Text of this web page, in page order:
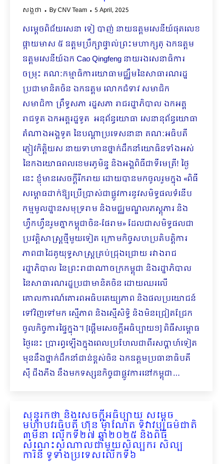
សង្កថា ByCNV Team 5 April, 2025
សម្តេចពិជ័យសេនា ទៀ បាញ់ នាយឧត្តមសេនីយ៍ផុតលេខ
ផ្កាយមាស ៥ ឧត្តមប្រឹក្សាផ្ទាល់ព្រះមហាក្សត្ ឯកឧត្តម
ឧត្តមសេនីយ៍ឯក Cao Qingfeng នាយរងសេនាធិការ
ចម្រុះ គណៈកម្មាធិការយោធាមជ្ឈឹមនៃសាធារណរដ្ឋ
ប្រជាមានិតចិន​ ឯកឧត្តម លោកជំទាវ សមាជិក
សមាជិកា ព្រឹទ្ធសភា រដ្ឋសភា រាជរដ្ឋាភិបាល ឯកអគ្គ
រាជទូត ឯកអគ្គរដ្ឋទូត អនុព័ន្ធយោធា សេនានុព័ន្ធយោធា
តំណាងអង្គទូត នៃបណ្តាប្រទេសនានា គណៈអធិបតី
ភ្ញៀវកិត្តិយស នាយទាហានថ្នាក់ដឹកនាំយោធិនទាំងអស់
នៃកងយោធពលខេមរភូមិន្ទ​ និងអង្គពិធីជាទីមេត្រី! ថ្ងៃ
នេះ ខ្ញុំមានសេចក្តីរីករាយ ដោយបានមកចូលរួមក្នុង «ពិធី
សម្ពោធដាក់ឱ្យប្រើប្រាស់ជាផ្លូវការនូវសមិទ្ធផលទំនើប
កម្មមូលដ្ឋានសមុទ្ររាម និងមជ្ឈមណ្ឌលភស្តុភារ និង
ហ្វឹកហ្វឺនរួមគ្នាកម្ពុជាចិន-ផែរាម» ដែលជាសមិទ្ធផលជា
ប្រវត្តិសាស្រ្តថ្មីមួយទៀត ក្រោមកិច្ចសហប្រតិបត្តិការ
ភាពជាដៃគូយុទ្ធសាស្រ្តគ្រប់ជ្រុងជ្រោយ រវាងរាជ
រដ្ឋាភិបាល នៃព្រះរាជាណាចក្រកម្ពុជា និងរដ្ឋាភិបាល
នៃសាធារណរដ្ឋប្រជាមានិតចិន ដោយឈរលើ
គោលការណ៍គោរពអធិបតេយ្យភាព និងផលប្រយោជន៍
ទៅវិញទៅមក ស្មើភាព និងស្មើសិទ្ធិ និងមិនជ្រៀតជ្រែក
ចូលកិច្ចការផ្ទៃក្នុង។​ [ផ្ដើមសេចក្ដីអធិប្បាយ១] ពិធីសម្ពោធ
ថ្ងៃនេះ ប្រារព្ធឡើងក្នុង​ពេលប្រហែលជាពីរសប្ដាហ៍ទៀត
មុននឹងថ្នាក់ដឹកនាំជាន់ខ្ពស់ចិន ឯកឧត្តមប្រ​ធានាធិបតី
ស៊ី ជីងភីង នឹងមកទស្សនកិច្ចជាផ្លូវការនៅកម្ពុជា…
សុន្ទរកថា និងសេចក្ដីអធិប្បាយ សម្ដេច
មហាបវរធិបតី ហ៊ុន ម៉ាណែត ទិវាវប្បធម៌ជាតិ
៣មីនា លើកទី២៧ ឆ្នាំ២០២៥ និងពិធី
សំណេះសំណាលជាមួយសិល្បករ សិល្ប
ការិនី ទូទាំងប្រទេសលើកទី៦